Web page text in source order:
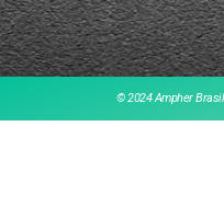
© 2024 Ampher